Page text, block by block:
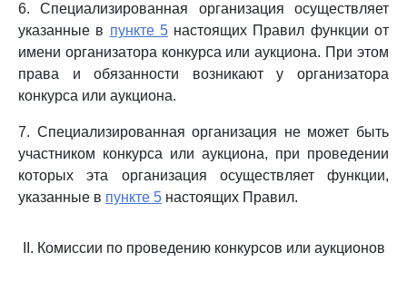
6. Специализированная организация осуществляет
указанные в пункте 5настоящих Правил функции от
имени организатора конкурса или аукциона. При этом
права и обязанности возникают у организатора
конкурса или аукциона.
7. Специализированная организация не может быть
участником конкурса или аукциона, при проведении
которых эта организация осуществляет функции,
указанные в пункте 5 настоящих Правил.
II. Комиссии по проведению конкурсов или аукционов